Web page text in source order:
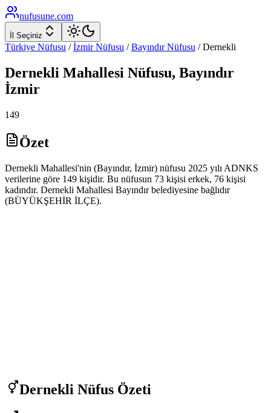
nufusune.com
İl Seçiniz
Türkiye Nüfusu / İzmirNüfusu / BayındırNüfusu /Dernekli
Dernekli Mahallesi Nüfusu, Bayındır
İzmir
149
Özet
Dernekli Mahallesi'nin (Bayındır, İzmir) nüfusu 2025 yılı ADNKS
verilerine göre 149 kişidir. Bu nüfusun 73 kişisi erkek, 76 kişisi
kadındır. Dernekli Mahallesi Bayındır belediyesine bağlıdır
(BÜYÜKŞEHİR İLÇE).
Dernekli Nüfus Özeti